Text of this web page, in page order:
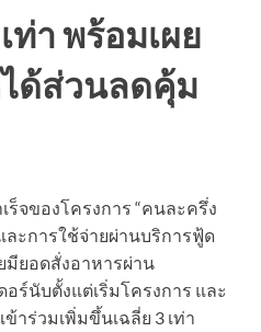
ท่า พร้อมเผย
ได้ส่วนลดคุ้ม
ร็จของโครงการ “คนละครึ่ง
ละการใช้จ่ายผ่านบริการฟู้ด
มียอดสั่งอาหารผ่าน
ร์นับตั้งแต่เริ่มโครงการ และ
ข้าร่วมเพิ่มขึ้นเฉลี่ย 3 เท่า